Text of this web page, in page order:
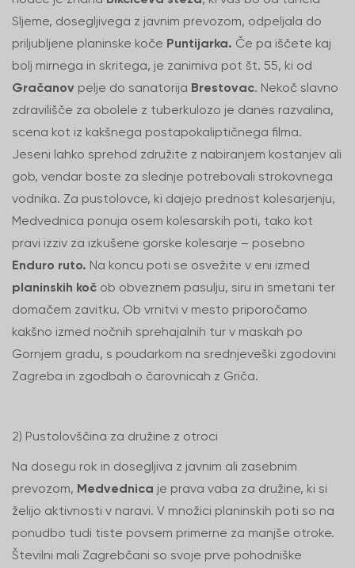
Sljeme, dosegljivega z javnim prevozom, odpeljala do
priljubljene planinske koče Puntijarka. Če pa iščete kaj
bolj mirnega in skritega, je zanimiva pot št. 55, ki od
Gračanov pelje do sanatorija Brestovac. Nekoč slavno
zdravilišče za obolele z tuberkulozo je danes razvalina,
scena kot iz kakšnega postapokaliptičnega filma.
Jeseni lahko sprehod združite z nabiranjem kostanjev ali
gob, vendar boste za slednje potrebovali strokovnega
vodnika. Za pustolovce, ki dajejo prednost kolesarjenju,
Medvednica ponuja osem kolesarskih poti, tako kot
pravi izziv za izkušene gorske kolesarje – posebno
Enduro ruto. Na koncu poti se osvežite v eni izmed
planinskih koč ob obveznem pasulju, siru in smetani ter
domačem zavitku. Ob vrnitvi v mesto priporočamo
kakšno izmed nočnih sprehajalnih tur v maskah po
Gornjem gradu, s poudarkom na srednjeveški zgodovini
Zagreba in zgodbah o čarovnicah z Griča.
2) Pustolovščina za družine z otroci
Na dosegu rok in dosegljiva z javnim ali zasebnim
prevozom, Medvednica je prava vaba za družine, ki si
želijo aktivnosti v naravi. V množici planinskih poti so na
ponudbo tudi tiste povsem primerne za manjše otroke.
Številni mali Zagrebčani so svoje prve pohodniške